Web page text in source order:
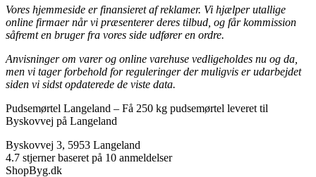
Vores hjemmeside er finansieret af reklamer. Vi hjælper utallige
online firmaer når vi præsenterer deres tilbud, og får kommission
såfremt en bruger fra vores side udfører en ordre.
Anvisninger om varer og online varehuse vedligeholdes nu og da,
men vi tager forbehold for reguleringer der muligvis er udarbejdet
siden vi sidst opdaterede de viste data.
Pudsemørtel Langeland – Få 250 kg pudsemørtel leveret til
Byskovvej på Langeland
Byskovvej 3, 5953 Langeland
4.7 stjerner baseret på 10 anmeldelser
ShopByg.dk